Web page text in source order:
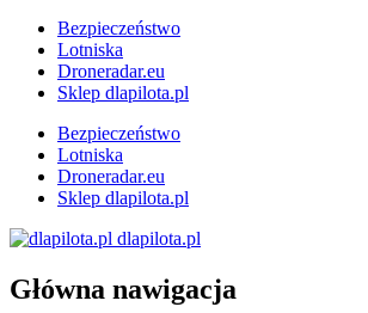
Bezpieczeństwo
Lotniska
Droneradar.eu
Sklep dlapilota.pl
Bezpieczeństwo
Lotniska
Droneradar.eu
Sklep dlapilota.pl
dlapilota.pl
Główna nawigacja